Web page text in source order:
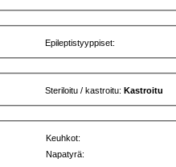
Epileptistyyppiset:
Steriloitu / kastroitu:Kastroitu
Keuhkot:
Napatyrä: